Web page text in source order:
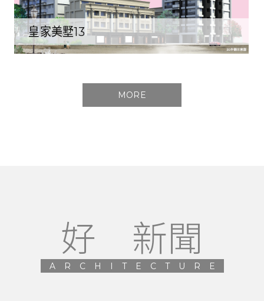
皇家美墅13
MORE
好 新聞
ARCHITECTURE